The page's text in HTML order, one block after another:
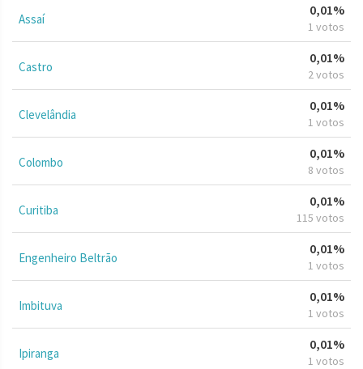
Assaí
0,01%
1 votos
Castro
0,01%
2 votos
Clevelândia
0,01%
1 votos
Colombo
0,01%
8 votos
Curitiba
0,01%
115 votos
Engenheiro Beltrão
0,01%
1 votos
Imbituva
0,01%
1 votos
Ipiranga
0,01%
1 votos